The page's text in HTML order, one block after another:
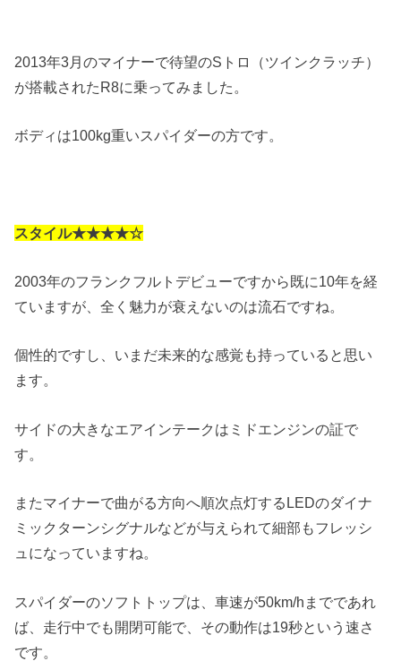
2013年3月のマイナーで待望のSトロ（ツインクラッチ）
が搭載されたR8に乗ってみました。
ボディは100kg重いスパイダーの方です。
スタイル★★★★☆
2003年のフランクフルトデビューですから既に10年を経
ていますが、全く魅力が衰えないのは流石ですね。
個性的ですし、いまだ未来的な感覚も持っていると思い
ます。
サイドの大きなエアインテークはミドエンジンの証で
す。
またマイナーで曲がる方向へ順次点灯するLEDのダイナ
ミックターンシグナルなどが与えられて細部もフレッシ
ュになっていますね。
スパイダーのソフトトップは、車速が50km/hまでであれ
ば、走行中でも開閉可能で、その動作は19秒という速さ
です。